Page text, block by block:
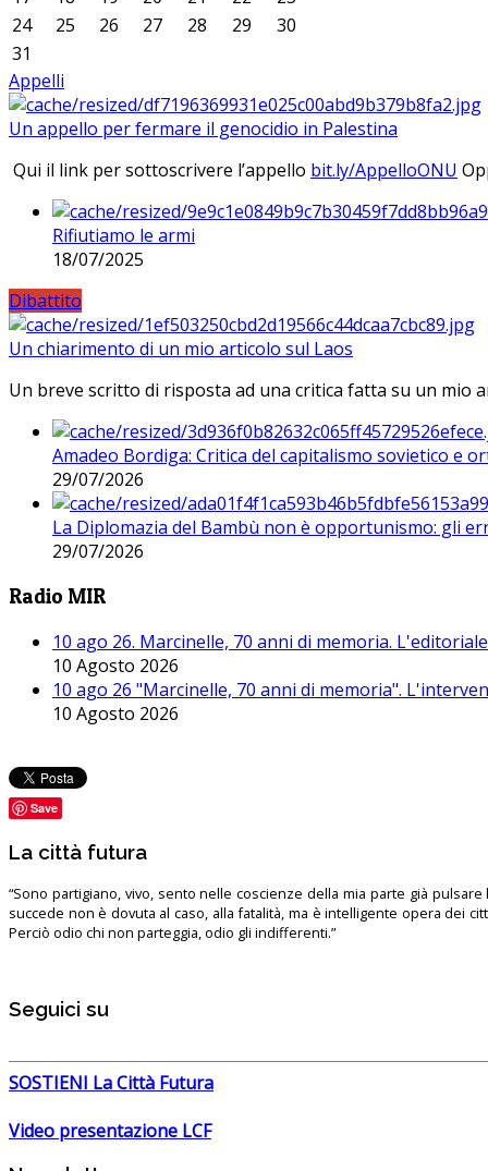
24
25 26 27 28 29
30
31
Appelli
Un appello per fermare il genocidio in Palestina
Qui il link per sottoscrivere l’appello bit.ly/AppelloONU
Rifiutiamo le armi
18/07/2025
Dibattito
Un chiarimento di un mio articolo sul Laos
Un breve scritto di risposta ad una critica fatta su un mio
Amadeo Bordiga: Critica del capitalismo sovietico e
29/07/2026
La Diplomazia del Bambù non è opportunismo: gli
29/07/2026
Radio MIR
10 ago 26. Marcinelle, 70 anni di memoria.
10 Agosto 2026
10 ago 26 "Marcinelle, 70 anni di memoria".
10 Agosto 2026
Save
La città futura
“Sono partigiano, vivo, sento nelle coscienze della mia parte già pulsare
succede non è dovuta al caso, alla fatalità, ma è intelligente opera dei
Perciò odio chi non parteggia, odio gli indifferenti.”
Seguici su
SOSTIENI La Città Futura
Video presentazione LCF